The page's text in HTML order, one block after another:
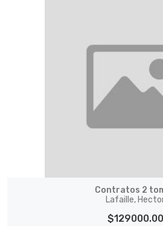
Contratos 2
Lafaille,
$129000.00